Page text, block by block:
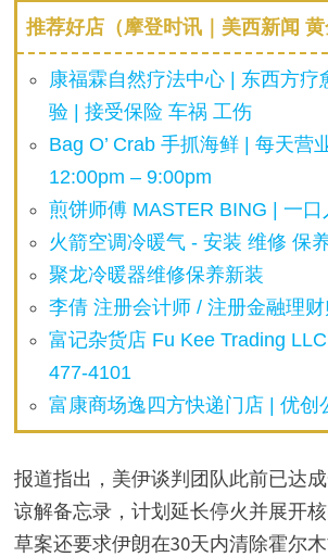
推荐好店（摩登时讯｜美西新闻 黄
康福霖自然疗法中心 | 东西方疗
验 | 接受保险 车祸 工伤
Bag O’ Crab 手抓海鲜 | 每天营
12:00pm – 9:00pm
煎饼师傅 MASTER BING | 一
火箭空调冷暖气 - 安装 维修 保
聚龙冷暖器维修保养新装
李倩 注册会计师 / 注册金融理
富记杂货店 Fu Kee Trading
477-4101
富康商场逸四方快递门店 | 优创
报道指出，美伊谈判团队此前已达
谅解备忘录，计划延长停火并展开
草案还要求伊朗在30天内清除霍尔